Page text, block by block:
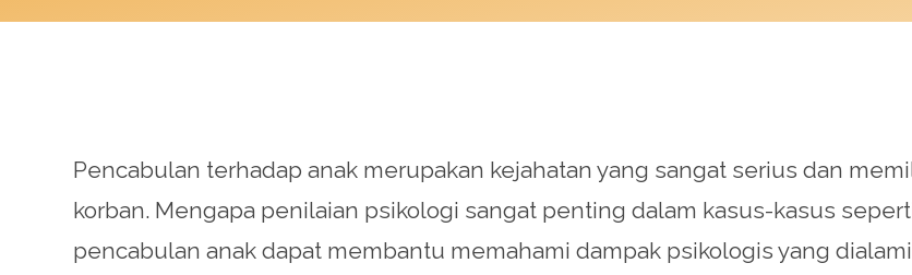
Pencabulan terhadap anak merupakan kejahatan yang sangat serius dan
korban. Mengapa penilaian psikologi sangat penting dalam kasus-kasus
pencabulan anak dapat membantu memahami dampak psikologis yang